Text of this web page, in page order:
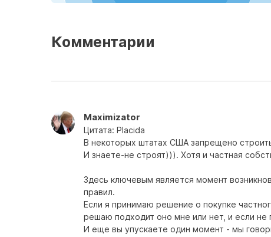
Комментарии
Maximizator
Цитата: Placida
В некоторых штатах США запрещено
И знаете-не строят))). Хотя и частная
Здесь ключевым является момент
правил.
Если я принимаю решение о покупке
решаю подходит оно мне или нет, и если
И еще вы упускаете один момент - мы